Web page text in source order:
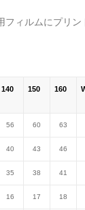
フィルムにプリ
140 150 160
56 60 63
40 43 46
35 38 41
16 17 18